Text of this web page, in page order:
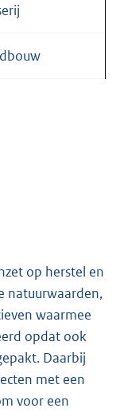
op herstel en
natuurwaarden,
waarmee
opdat ook
Daarbij
met een
voor een